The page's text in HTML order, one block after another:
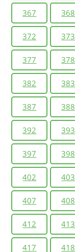
367 368
372 373
377 378
382 383
387 388
392 393
397 398
402 403
407 408
412 413
417 418